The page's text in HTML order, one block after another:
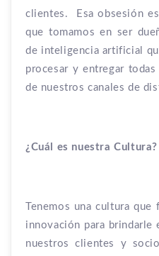
clientes.
Esa obsesión
que tomamos en ser
de inteligencia artificial
procesar y entregar
de nuestros canales de
¿Cuál es nuestra Cultura?
Tenemos una cultura
innovación para
nuestros clientes y